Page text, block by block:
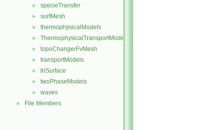
► specieTransfer
► surfMesh
► thermophysicalModels
► ThermophysicalTransportModels
► topoChangerFvMesh
► transportModels
► triSurface
► twoPhaseModels
► waves
► File Members